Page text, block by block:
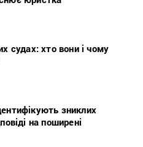
судах: хто вони і чому
зниклих
на поширені